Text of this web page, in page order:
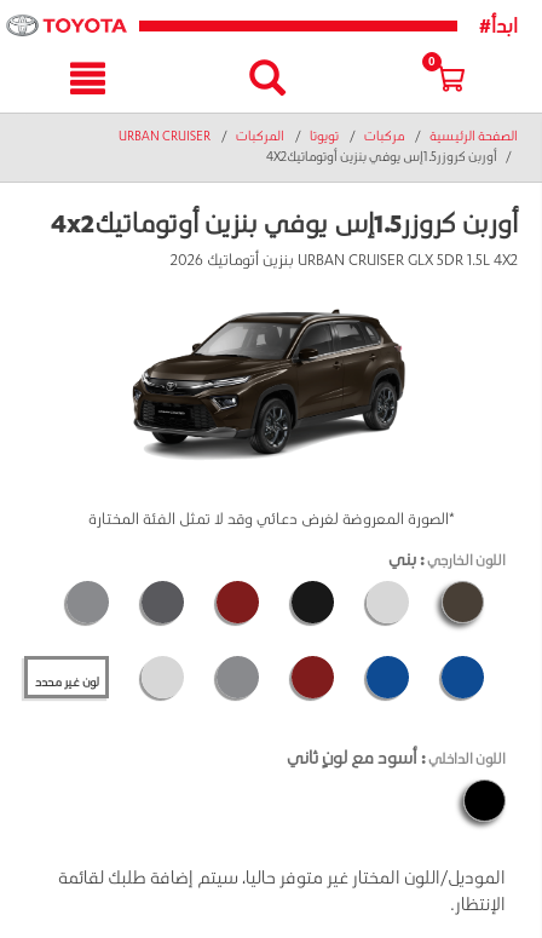
text.skipToContent
text.skipToNavigation
#ابدأ
0
الصفحة الرئيسية مركبات تويوتا المركبات
URBAN CRUISER
أوربن كروزر1.5إس يوفي بنزين أوتوماتيك4X2
أوربن كروزر1.5إس يوفي بنزين أوتوماتيك4x2
URBAN CRUISER GLX 5DR 1.5L 4X2 بنزين أتوماتيك 2026
*الصورة المعروضة لغرض دعائي وقد لا تمثل الفئة المختارة
اللون الخارجي: بني
لون غير محدد
اللون الداخلي: أسود مع لونٍ ثاني
الموديل/اللون المختار غير متوفر حاليا، سيتم إضافة طلبك لقائمة
الإنتظار.